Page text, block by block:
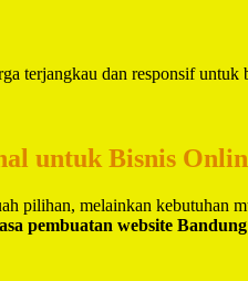
terjangkau dan responsif
untuk Bisnis
pilihan, melainkan kebutuhan
pembuatan website